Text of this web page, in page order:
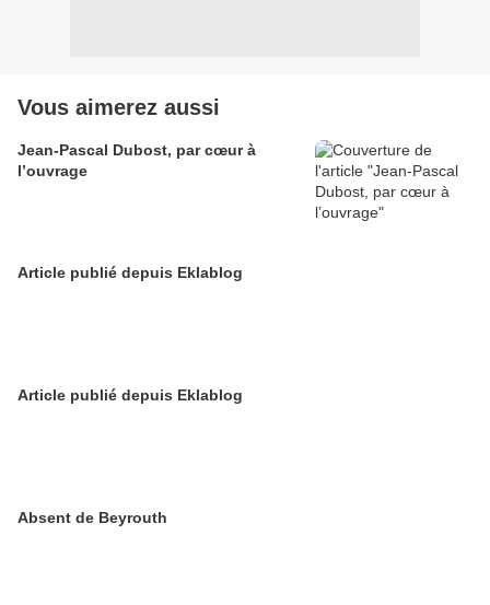
Vous aimerez aussi
Jean-Pascal Dubost, par cœur à
l’ouvrage
Article publié depuis Eklablog
Article publié depuis Eklablog
Absent de Beyrouth